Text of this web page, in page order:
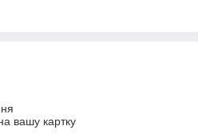
вашу картку